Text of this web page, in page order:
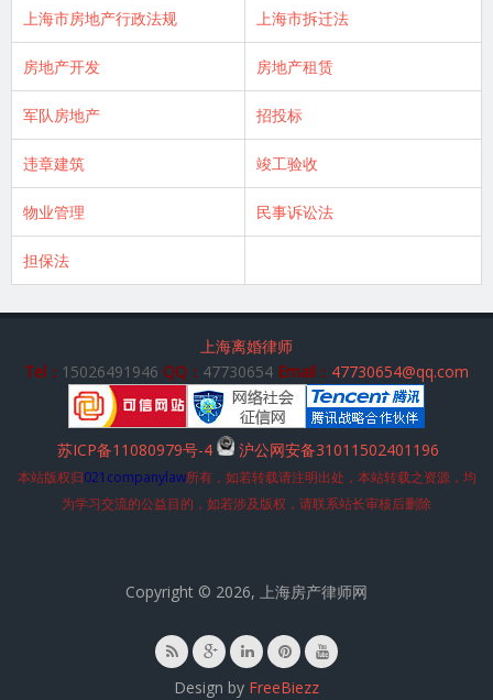
上海市房地产行政法规 上海市拆迁法
房地产开发 房地产租赁
军队房地产 招投标
违章建筑 竣工验收
物业管理 民事诉讼法
担保法
上海离婚律师
Tel： 15026491946 QQ： 47730654 Email： 47730654@qq.com
苏ICP备11080979号-4 沪公网安备31011502401196
本站版权归021companylaw所有，如若转载请注明出处，本站转载之资源，均
为学习交流的公益目的，如若涉及版权，请联系站长审核后删除
Copyright © 2026, 上海房产律师网
Design by FreeBiezz